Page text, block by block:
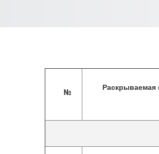
рынка
(Указание
№
Раскрываемая